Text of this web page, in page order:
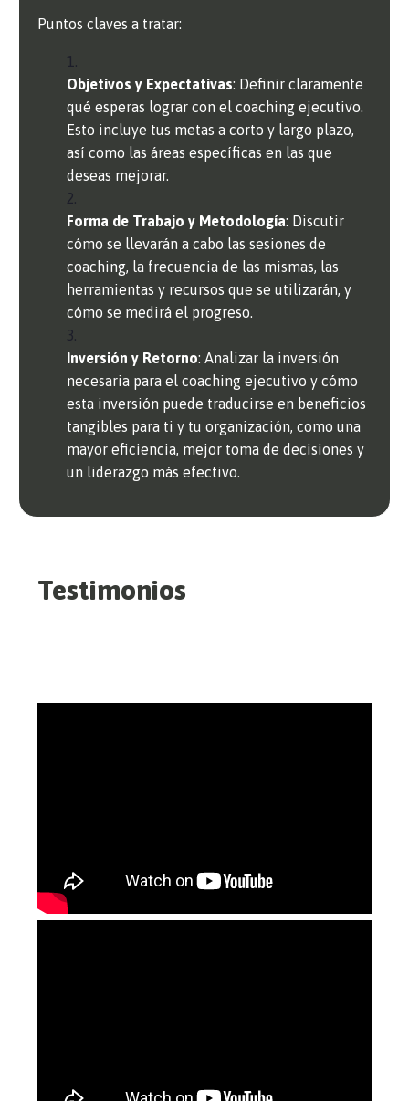
Puntos claves a tratar:
Objetivos y Expectativas: Definir claramente
qué esperas lograr con el coaching ejecutivo.
Esto incluye tus metas a corto y largo plazo,
así como las áreas específicas en las que
deseas mejorar.
Forma de Trabajo y Metodología: Discutir
cómo se llevarán a cabo las sesiones de
coaching, la frecuencia de las mismas, las
herramientas y recursos que se utilizarán, y
cómo se medirá el progreso.
Inversión y Retorno: Analizar la inversión
necesaria para el coaching ejecutivo y cómo
esta inversión puede traducirse en beneficios
tangibles para ti y tu organización, como una
mayor eficiencia, mejor toma de decisiones y
un liderazgo más efectivo.
Testimonios